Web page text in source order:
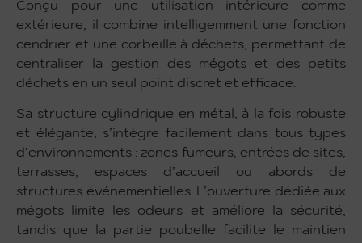
Conçu pour une utilisation intérieure comme
extérieure, il combine intelligemment une fonction
cendrier et une corbeille à déchets, permettant de
centraliser la gestion des mégots et des petits
déchets en un seul point discret et efficace.
Sa structure cylindrique en métal, à la fois robuste
et élégante, s’intègre facilement dans tous types
d’environnements : zones fumeurs, entrées de sites,
terrasses, espaces d’accueil ou abords de
structures événementielles. L’ouverture dédiée aux
mégots limite les odeurs et améliore la sécurité,
tandis que la partie poubelle facilite le maintien